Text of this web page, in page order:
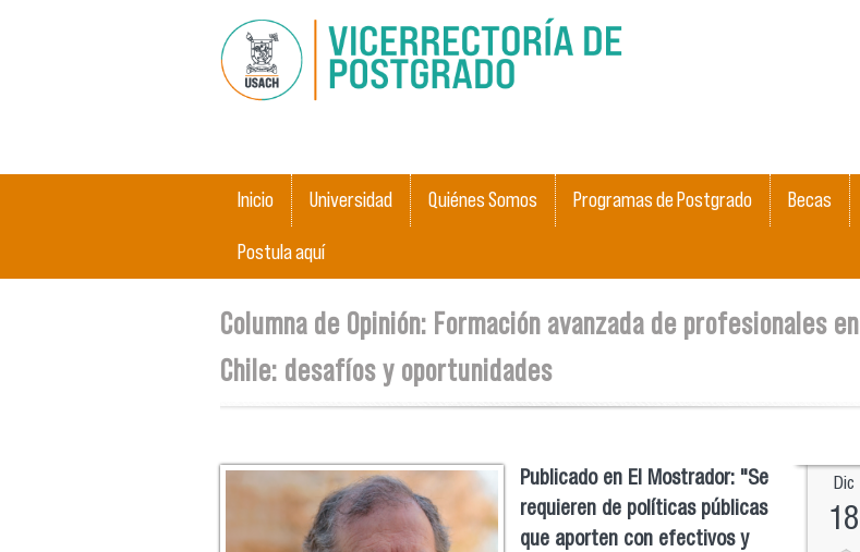
Menú principal
Inicio Universidad Quiénes Somos Programas de Postgrado Becas
Postula aquí
Se encuentra usted aquí
Columna de Opinión: Formación avanzada de profesionales en
Chile: desafíos y oportunidades
Dic
18
Publicado en El Mostrador: "Se
requieren de políticas públicas
que aporten con efectivos y